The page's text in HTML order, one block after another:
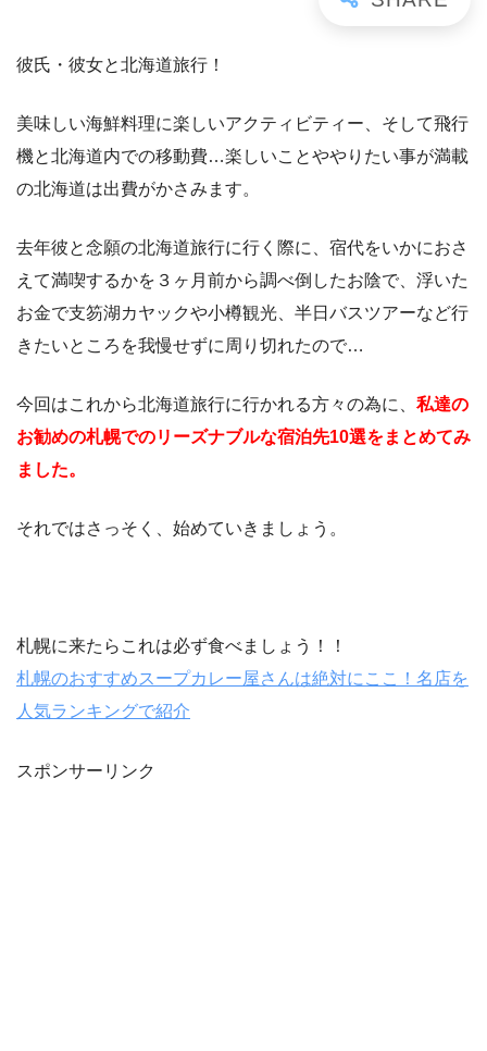
彼氏・彼女と北海道旅行！
美味しい海鮮料理に楽しいアクティビティー、そして飛行
機と北海道内での移動費…楽しいことややりたい事が満載
の北海道は出費がかさみます。
去年彼と念願の北海道旅行に行く際に、宿代をいかにおさ
えて満喫するかを３ヶ月前から調べ倒したお陰で、浮いた
お金で支笏湖カヤックや小樽観光、半日バスツアーなど行
きたいところを我慢せずに周り切れたので…
今回はこれから北海道旅行に行かれる方々の為に、 私達の
お勧めの札幌でのリーズナブルな宿泊先10選をまとめてみ
ました。
それではさっそく、始めていきましょう。
札幌に来たらこれは必ず食べましょう！！
札幌のおすすめスープカレー屋さんは絶対にここ！名店を
人気ランキングで紹介
スポンサーリンク